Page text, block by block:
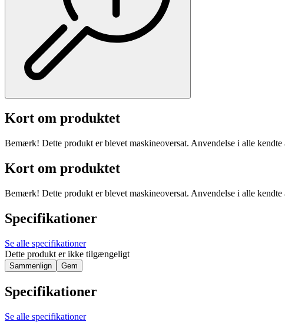
Kort om produktet
Bemærk! Dette produkt er blevet maskineoversat. Anvendelse i alle
Kort om produktet
Bemærk! Dette produkt er blevet maskineoversat. Anvendelse i alle
Specifikationer
Se alle specifikationer
Dette produkt er ikke tilgængeligt
Sammenlign Gem
Specifikationer
Se alle specifikationer